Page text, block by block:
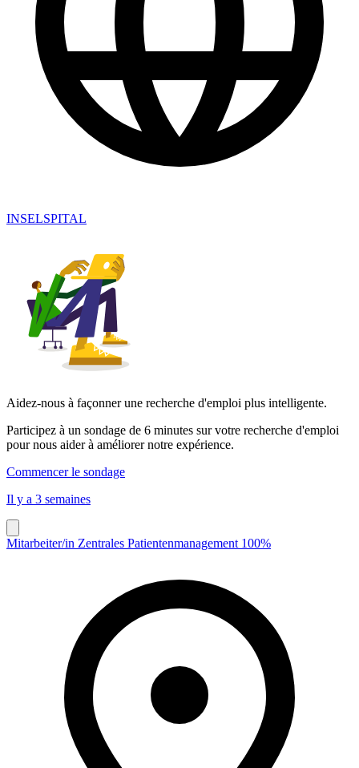
INSELSPITAL
Aidez-nous à façonner une recherche d'emploi plus intelligente.
Participez à un sondage de 6 minutes sur votre recherche d'emploi
pour nous aider à améliorer notre expérience.
Commencer le sondage
Il y a 3 semaines
Mitarbeiter/in Zentrales Patientenmanagement 100%